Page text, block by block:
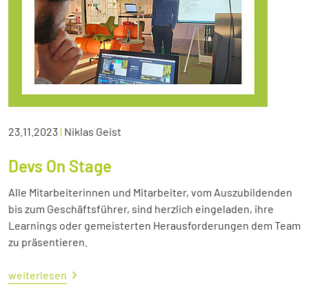
23.11.2023| Niklas Geist
Devs On Stage
Alle Mitarbeiterinnen und Mitarbeiter, vom Auszubildenden
bis zum Geschäftsführer, sind herzlich eingeladen, ihre
Learnings oder gemeisterten Herausforderungen dem Team
zu präsentieren.
weiterlesen